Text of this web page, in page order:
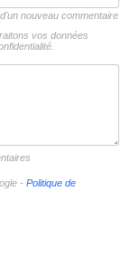
nouveau commentaire
vos données
- Politique de